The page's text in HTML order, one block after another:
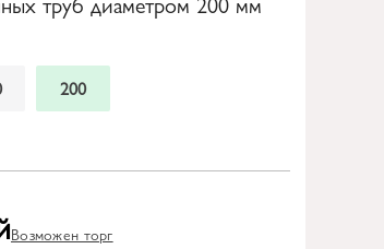
200
Возможен торг